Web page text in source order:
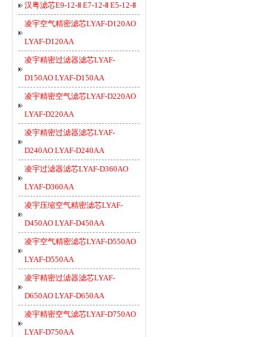
汉粤滤芯E9-12-Ⅱ E7-12-Ⅱ E5-12-Ⅱ
凌宇空气精密滤芯LYAF-D120AO
LYAF-D120AA
凌宇精密过滤器滤芯LYAF-
D150AO LYAF-D150AA
凌宇精密空气滤芯LYAF-D220AO
LYAF-D220AA
凌宇精密过滤器滤芯LYAF-
D240AO LYAF-D240AA
凌宇过滤器滤芯LYAF-D360AO
LYAF-D360AA
凌宇压缩空气精密滤芯LYAF-
D450AO LYAF-D450AA
凌宇空气精密滤芯LYAF-D550AO
LYAF-D550AA
凌宇精密过滤器滤芯LYAF-
D650AO LYAF-D650AA
凌宇精密空气滤芯LYAF-D750AO
LYAF-D750AA